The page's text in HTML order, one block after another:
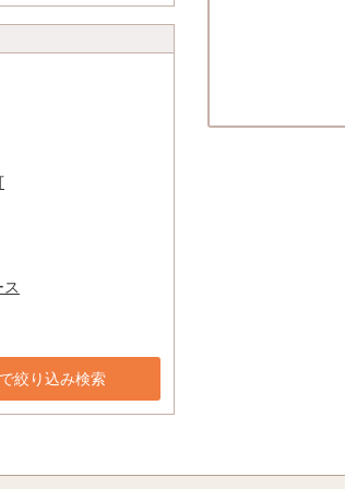
絞り込み検索